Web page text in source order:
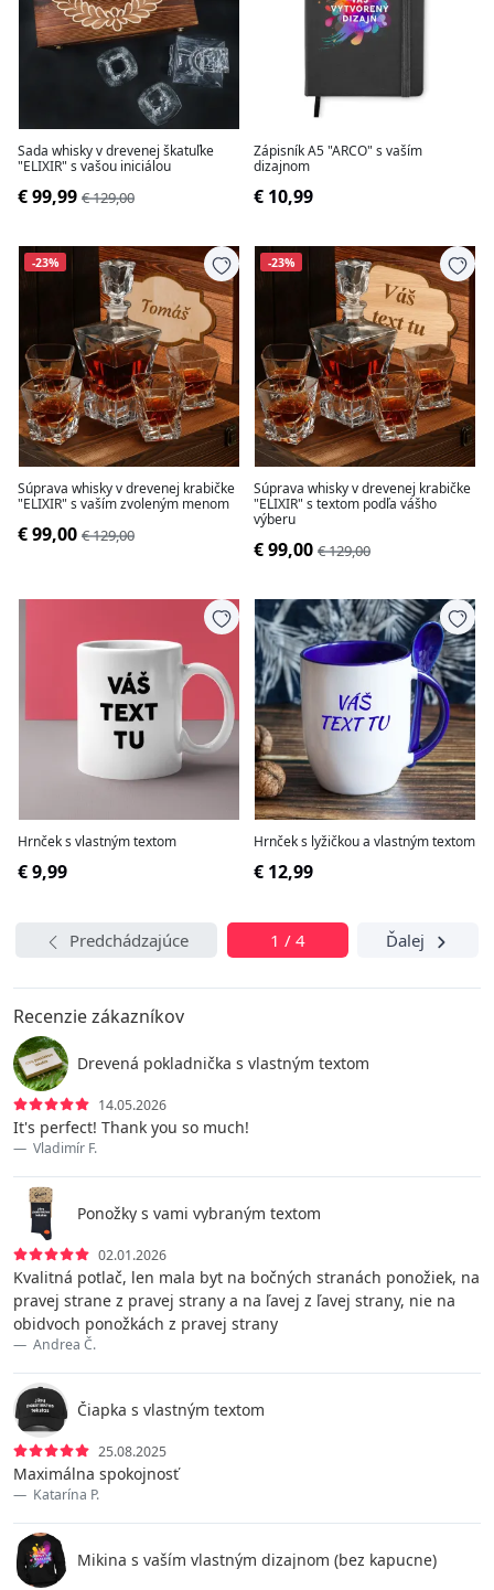
Recenzie zákazníkov
Drevená pokladnička s vlastným textom
14.05.2026
It's perfect! Thank you so much!
Vladimír F.
Ponožky s vami vybraným textom
02.01.2026
Kvalitná potlač, len mala byt na bočných stranách ponožiek, na
pravej strane z pravej strany a na ľavej z ľavej strany, nie na
obidvoch ponožkách z pravej strany
Andrea Č.
Čiapka s vlastným textom
25.08.2025
Maximálna spokojnosť
Katarína P.
Mikina s vaším vlastným dizajnom (bez kapucne)
Sada whisky v drevenej škatuľke
"ELIXIR" s vašou iniciálou
€ 99,99 € 129,00
Zápisník A5 "ARCO" s vaším
dizajnom
€ 10,99
-23%
Súprava whisky v drevenej krabičke
"ELIXIR" s vaším zvoleným menom
€ 99,00 € 129,00
-23%
Súprava whisky v drevenej krabičke
"ELIXIR" s textom podľa vášho
výberu
€ 99,00 € 129,00
Hrnček s vlastným textom
€ 9,99
Hrnček s lyžičkou a vlastným textom
€ 12,99
Predchádzajúce 1 / 4 Ďalej